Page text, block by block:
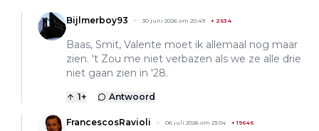
Bijlmerboy93 30 juni 2026 om 20:49 + 2634
Baas, Smit, Valente moet ik allemaal nog maar
zien. 't Zou me niet verbazen als we ze alle drie
niet gaan zien in '28.
1+ Antwoord
FrancescosRavioli 06 juli 2026 om 23:04 +19646